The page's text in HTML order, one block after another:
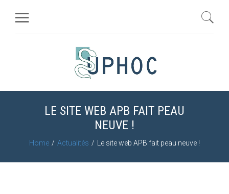
LE SITE WEB APB FAIT PEAU
NEUVE !
Home Actualités Le site web APB fait peau neuve !